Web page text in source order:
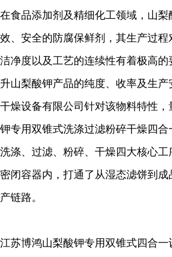
在食品添加剂及精细化工领域，山梨
效、安全的防腐保鲜剂，其生产过程
洁净度以及工艺的连续性有着极高的
升山梨酸钾产品的纯度、收率及生
干燥设备有限公司针对该物料特性，
钾专用双锥式洗涤过滤粉碎干燥四
洗涤、过滤、粉碎、干燥四大核心工
密闭容器内，打通了从湿态滤饼到成
产链路。
江苏博鸿山梨酸钾专用双锥式四合